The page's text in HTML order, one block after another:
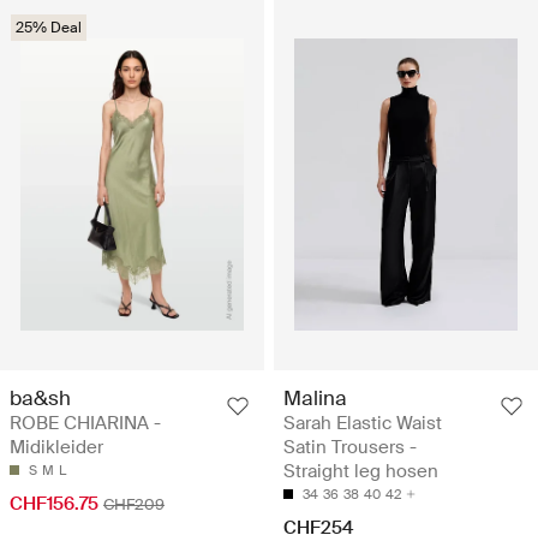
25% Deal
ba&sh
ROBE CHIARINA -
Midikleider
S M L
CHF156.75 CHF209
Malina
Sarah Elastic Waist
Satin Trousers -
Straight leg hosen
34 36 38 40 42
CHF254